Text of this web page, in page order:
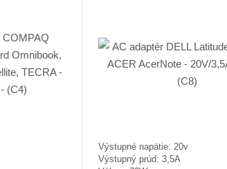
d
u
k
Výstupné napätie: 20v
Výstupný prúd: 3,5A